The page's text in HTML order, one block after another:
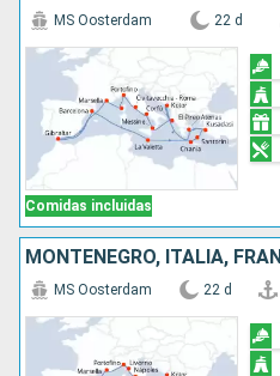
Comidas incluidas
MS Oosterdam 22 d
MS Oosterdam 22 d